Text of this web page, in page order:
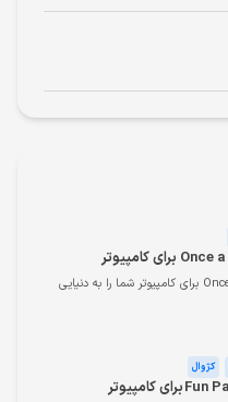
دانلود بازی Once a Pawn a King برای کامپیوتر شما را به دنیایی
کژوال